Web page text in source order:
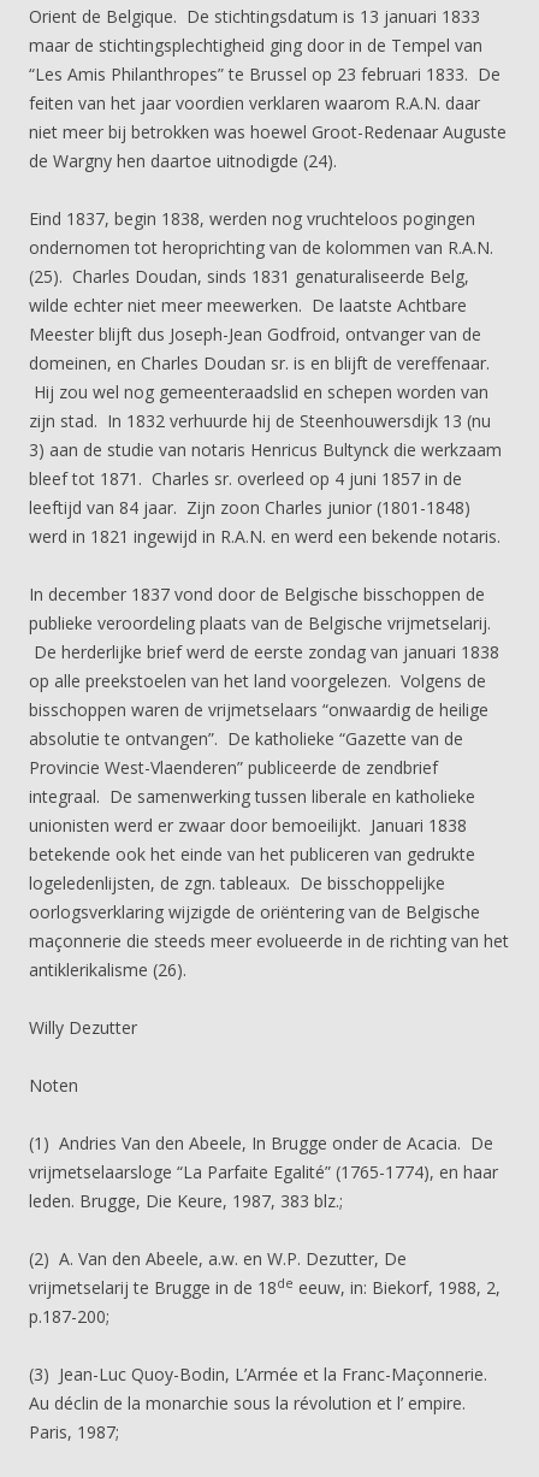
Orient de Belgique. De stichtingsdatum is 13 januari 1833
maar de stichtingsplechtigheid ging door in de Tempel van
“Les Amis Philanthropes” te Brussel op 23 februari 1833. De
feiten van het jaar voordien verklaren waarom R.A.N. daar
niet meer bij betrokken was hoewel Groot-Redenaar Auguste
de Wargny hen daartoe uitnodigde (24).
Eind 1837, begin 1838, werden nog vruchteloos pogingen
ondernomen tot heroprichting van de kolommen van R.A.N.
(25). Charles Doudan, sinds 1831 genaturaliseerde Belg,
wilde echter niet meer meewerken. De laatste Achtbare
Meester blijft dus Joseph-Jean Godfroid, ontvanger van de
domeinen, en Charles Doudan sr. is en blijft de vereffenaar.
Hij zou wel nog gemeenteraadslid en schepen worden van
zijn stad. In 1832 verhuurde hij de Steenhouwersdijk 13 (nu
3) aan de studie van notaris Henricus Bultynck die werkzaam
bleef tot 1871. Charles sr. overleed op 4 juni 1857 in de
leeftijd van 84 jaar. Zijn zoon Charles junior (1801-1848)
werd in 1821 ingewijd in R.A.N. en werd een bekende notaris.
In december 1837 vond door de Belgische bisschoppen de
publieke veroordeling plaats van de Belgische vrijmetselarij.
De herderlijke brief werd de eerste zondag van januari 1838
op alle preekstoelen van het land voorgelezen. Volgens de
bisschoppen waren de vrijmetselaars “onwaardig de heilige
absolutie te ontvangen”. De katholieke “Gazette van de
Provincie West-Vlaenderen” publiceerde de zendbrief
integraal. De samenwerking tussen liberale en katholieke
unionisten werd er zwaar door bemoeilijkt. Januari 1838
betekende ook het einde van het publiceren van gedrukte
logeledenlijsten, de zgn. tableaux. De bisschoppelijke
oorlogsverklaring wijzigde de oriëntering van de Belgische
maçonnerie die steeds meer evolueerde in de richting van het
antiklerikalisme (26).
Willy Dezutter
Noten
(1) Andries Van den Abeele, In Brugge onder de Acacia. De
vrijmetselaarsloge “La Parfaite Egalité” (1765-1774), en haar
leden. Brugge, Die Keure, 1987, 383 blz.;
(2) A. Van den Abeele, a.w. en W.P. Dezutter, De
vrijmetselarij te Brugge in de 18de eeuw, in: Biekorf, 1988, 2,
p.187-200;
(3) Jean-Luc Quoy-Bodin, L’Armée et la Franc-Maçonnerie.
Au déclin de la monarchie sous la révolution et l’ empire.
Paris, 1987;